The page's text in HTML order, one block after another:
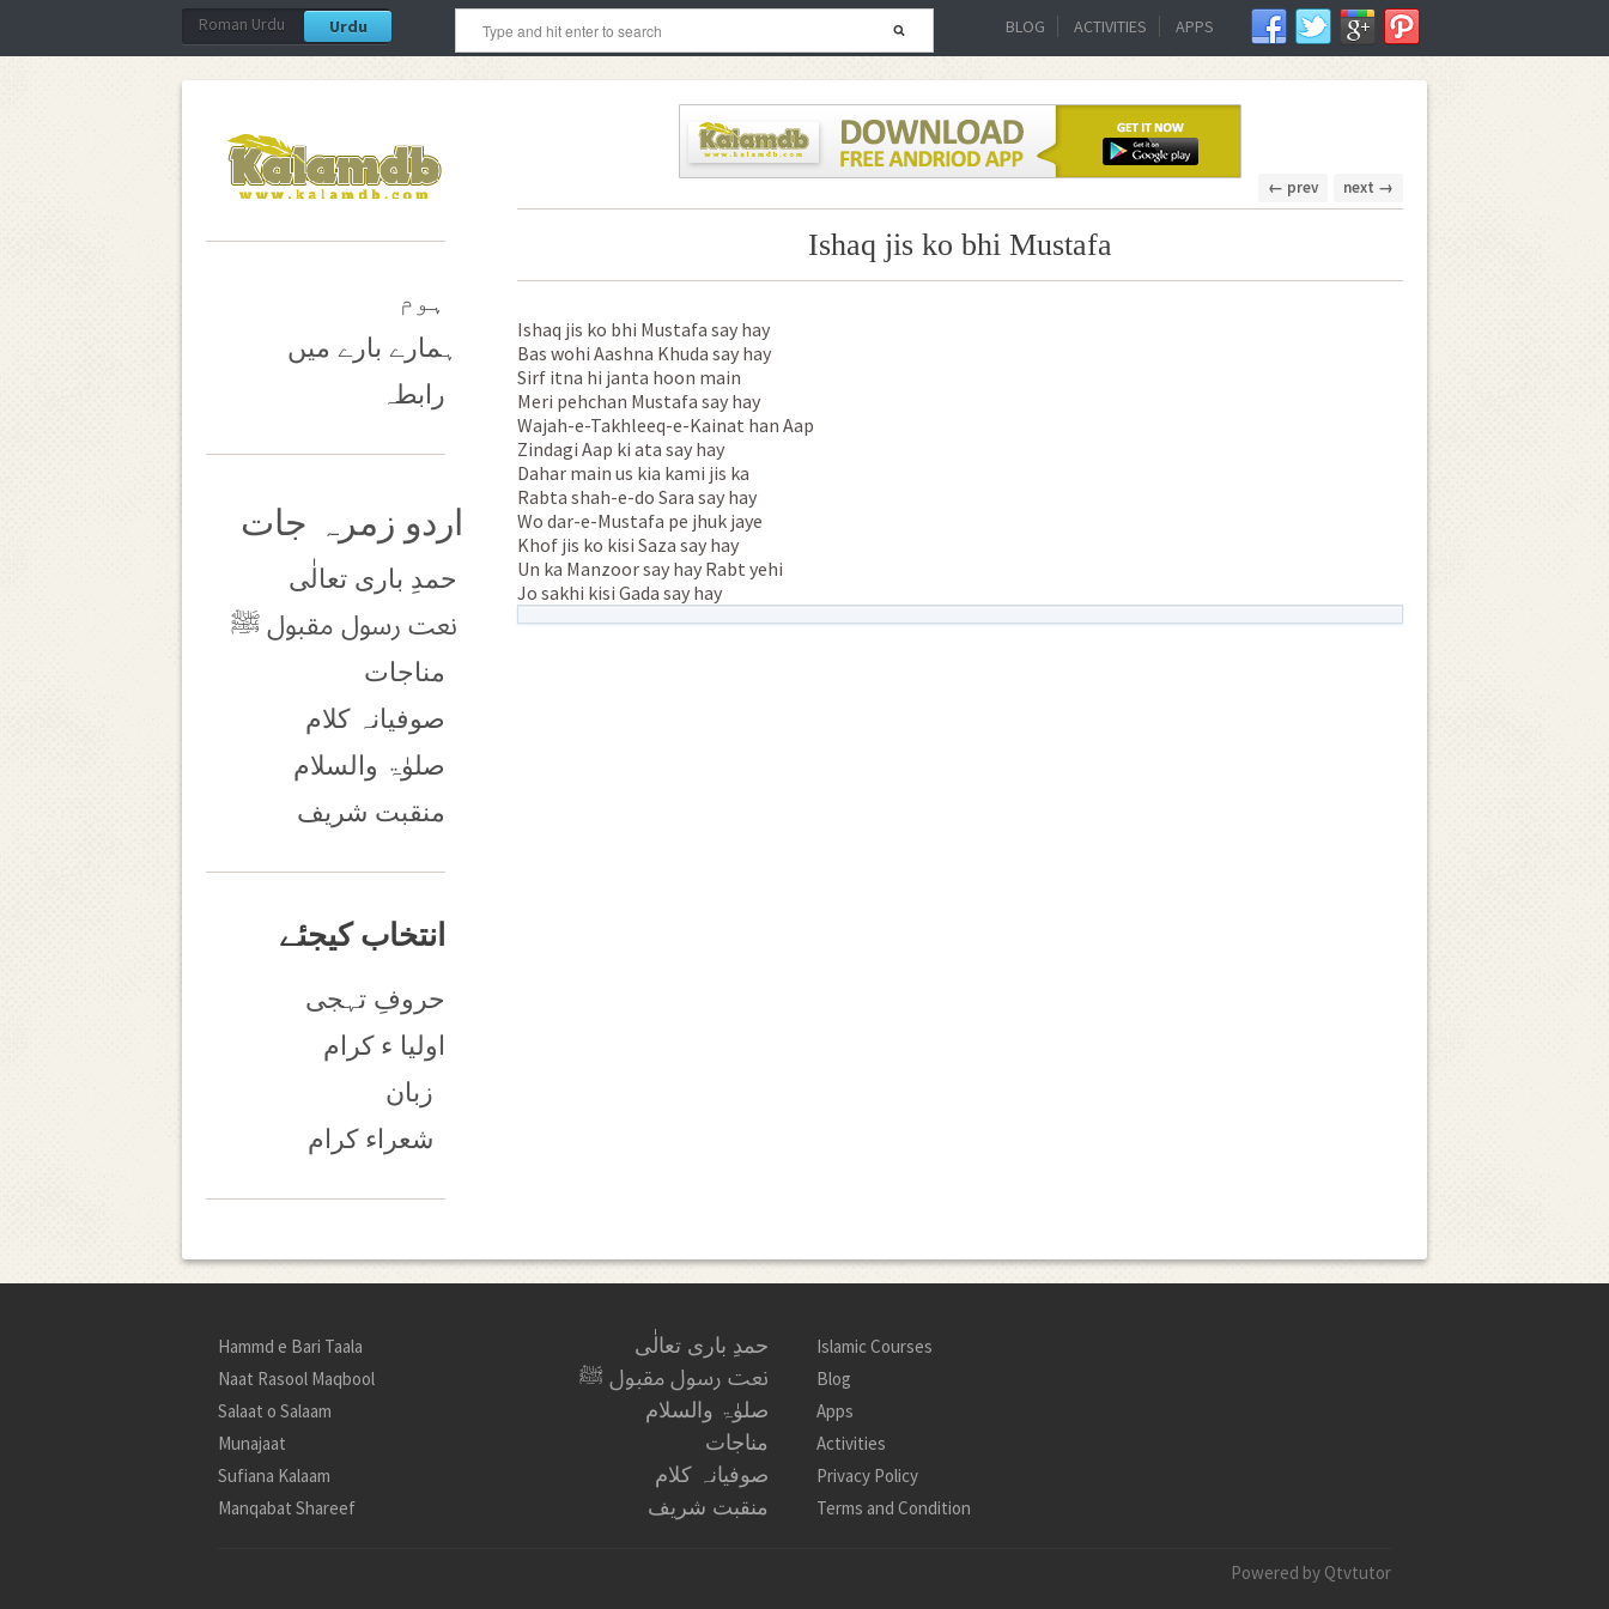
Roman Urdu Urdu BLOG ACTIVITIES APPS
ہوم
ہمارے بارے میں
رابطہ
اردو زمرہ جات
حمدِ باری تعالٰی
نعت رسول مقبول ﷺ
مناجات
صوفیانہ کلام
صلوٰۃ والسلام
منقبت شریف
انتخاب کیجئے
حروفِ تہجی
اولیا ء کرام
زبان
شعراء کرام
← prev next →
Ishaq jis ko bhi Mustafa
Ishaq jis ko bhi Mustafa say hay
Bas wohi Aashna Khuda say hay
Sirf itna hi janta hoon main
Meri pehchan Mustafa say hay
Wajah-e-Takhleeq-e-Kainat han Aap
Zindagi Aap ki ata say hay
Dahar main us kia kami jis ka
Rabta shah-e-do Sara say hay
Wo dar-e-Mustafa pe jhuk jaye
Khof jis ko kisi Saza say hay
Un ka Manzoor say hay Rabt yehi
Jo sakhi kisi Gada say hay
Hammd e Bari Taala
Naat Rasool Maqbool
Salaat o Salaam
Munajaat
Sufiana Kalaam
Manqabat Shareef
حمدِ باری تعالٰی
نعت رسول مقبول ﷺ
صلوٰۃ والسلام
مناجات
صوفیانہ کلام
منقبت شریف
Islamic Courses
Blog
Apps
Activities
Privacy Policy
Terms and Condition
Powered by Qtvtutor